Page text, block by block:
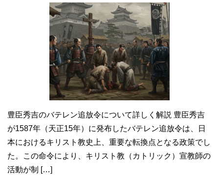
豊臣秀吉のバテレン追放令について詳しく解説 豊臣秀吉
が1587年（天正15年）に発布したバテレン追放令は、日
本におけるキリスト教史上、重要な転換点となる政策でし
た。この命令により、キリスト教（カトリック）宣教師の
活動が制 […]